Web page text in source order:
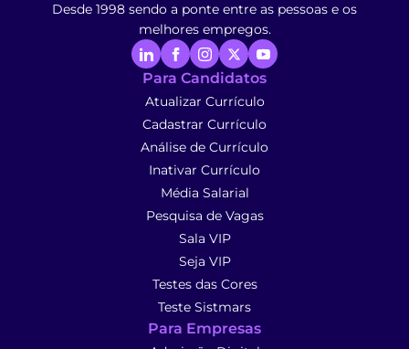
Desde 1998 sendo a ponte entre as pessoas e os
melhores empregos.
Para Candidatos
Atualizar Currículo
Cadastrar Currículo
Análise de Currículo
Inativar Currículo
Média Salarial
Pesquisa de Vagas
Sala VIP
Seja VIP
Testes das Cores
Teste Sistmars
Para Empresas